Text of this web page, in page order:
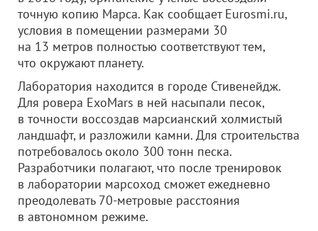
точную копию Марса. Как сообщает Eurosmi.ru,
условия в помещении размерами 30
на 13 метров полностью соответствуют тем,
что окружают планету.
Лаборатория находится в городе Стивенейдж.
Для ровера ExoMars в ней насыпали песок,
в точности воссоздав марсианский холмистый
ландшафт, и разложили камни. Для строительства
потребовалось около 300 тонн песка.
Разработчики полагают, что после тренировок
в лаборатории марсоход сможет ежедневно
преодолевать 70-метровые расстояния
в автономном режиме.